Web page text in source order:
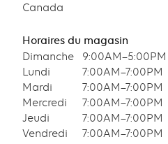
Canada
Horaires du magasin
Dimanche
9:00AM–5:00PM
Lundi
7:00AM–7:00PM
Mardi
7:00AM–7:00PM
Mercredi
7:00AM–7:00PM
Jeudi
7:00AM–7:00PM
Vendredi
7:00AM–7:00PM